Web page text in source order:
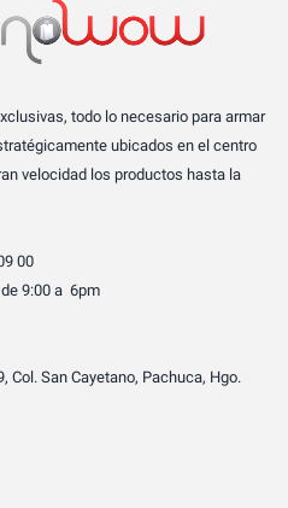
todo lo necesario para armar
ubicados en el centro
velocidad los productos hasta la
00
9:00 a 6pm
Col. San Cayetano, Pachuca, Hgo.